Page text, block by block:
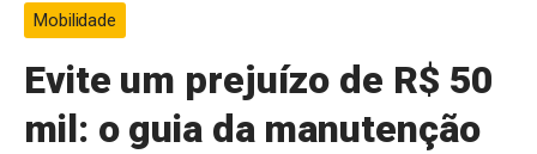
Mobilidade
Evite um prejuízo de R$ 50
mil: o guia da manutenção